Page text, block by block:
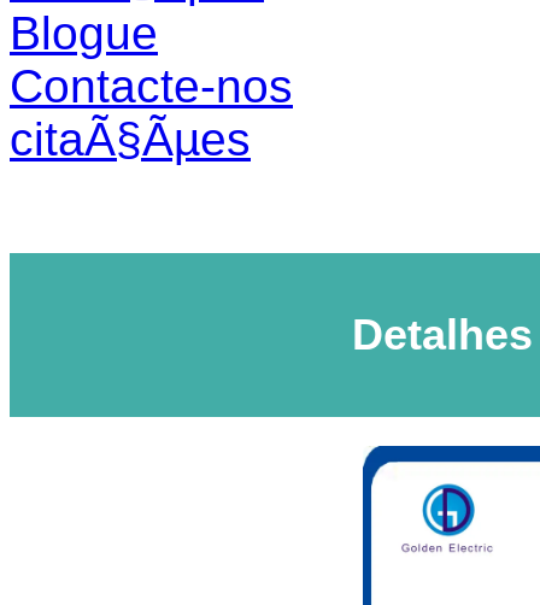
Blogue
Contacte-nos
citaÃ§Ãµes